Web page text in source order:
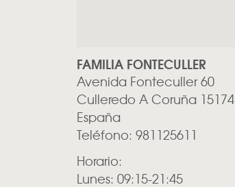
FAMILIA FONTECULLER
Avenida Fonteculler 60
Culleredo A Coruña 15174
España
Teléfono: 981125611
Horario:
Lunes: 09:15-21:45